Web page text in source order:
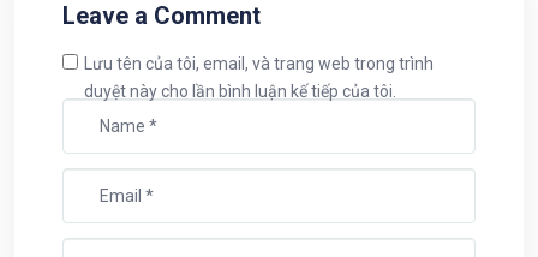
Leave a Comment
Lưu tên của tôi, email, và trang web trong trình
duyệt này cho lần bình luận kế tiếp của tôi.